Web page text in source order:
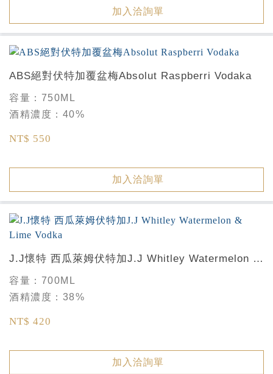
加入洽詢單
ABS絕對伏特加覆盆梅Absolut Raspberri Vodaka
容量： 750ML
酒精濃度： 40%
NT$ 550
加入洽詢單
J.J懷特 西瓜萊姆伏特加J.J Whitley Watermelon &
Lime Vodka
容量： 700ML
酒精濃度： 38%
NT$ 420
加入洽詢單